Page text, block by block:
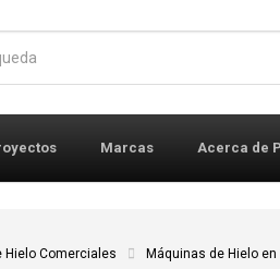
Marcas Acerca de
Hielo Comerciales Máquinas de Hielo